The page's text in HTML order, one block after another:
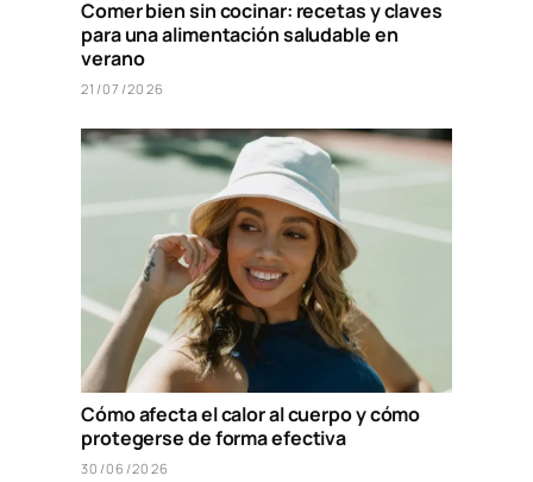
Comer bien sin cocinar: recetas y claves
para una alimentación saludable en
verano
21/07/2026
Cómo afecta el calor al cuerpo y cómo
protegerse de forma efectiva
30/06/2026